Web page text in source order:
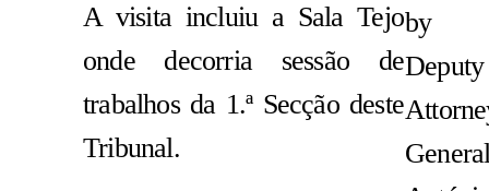
A visita incluiu a Sala Tejo
onde decorria sessão de
trabalhos da 1.ª Secção deste
Tribunal.
by
Deputy